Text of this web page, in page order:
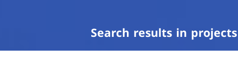
Search results in projects